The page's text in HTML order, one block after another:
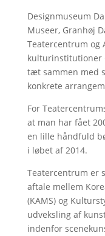
Designmuseum
Museer, Granhøj
Teatercentrum og
kulturinstitutioner
tæt sammen med
konkrete
For
at man har fået
en lille håndfuld
i løbet af 2014.
Teatercentrum er
aftale mellem
(KAMS) og
udveksling af
indenfor